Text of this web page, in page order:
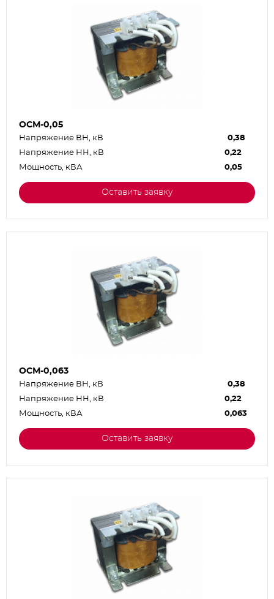
ОСМ-0,05
Напряжение ВН, кВ
0,38
Напряжение НН, кВ
0,22
Мощность, кВА
0,05
Оставить заявку
ОСМ-0,063
Напряжение ВН, кВ
0,38
Напряжение НН, кВ
0,22
Мощность, кВА
0,063
Оставить заявку